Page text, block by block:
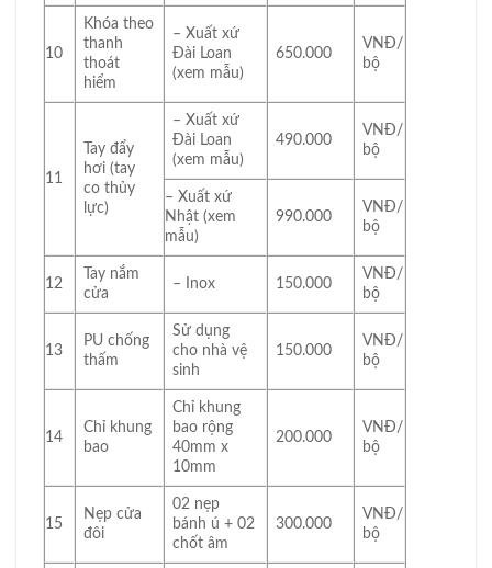
10
Khóa theo
thanh
thoát
hiểm
– Xuất xứ
Đài Loan
(xem mẫu)
650.000
VNĐ/
bộ
11
Tay đẩy
hơi (tay
co thủy
lực)
– Xuất xứ
Đài Loan
(xem mẫu)
490.000
VNĐ/
bộ
– Xuất xứ
Nhật (xem
mẫu)
990.000
VNĐ/
bộ
12
Tay nắm
cửa
– Inox 150.000
VNĐ/
bộ
13
PU chống
thấm
Sử dụng
cho nhà vệ
sinh
150.000
VNĐ/
bộ
14
Chỉ khung
bao
Chỉ khung
bao rộng
40mm x
10mm
200.000
VNĐ/
bộ
15
Nẹp cửa
đôi
02 nẹp
bánh ú + 02
chốt âm
300.000
VNĐ/
bộ